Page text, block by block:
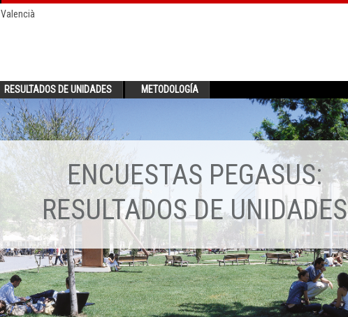
Valencià
RESULTADOS DE UNIDADES METODOLOGÍA
ENCUESTAS PEGASUS:
RESULTADOS DE UNIDADES